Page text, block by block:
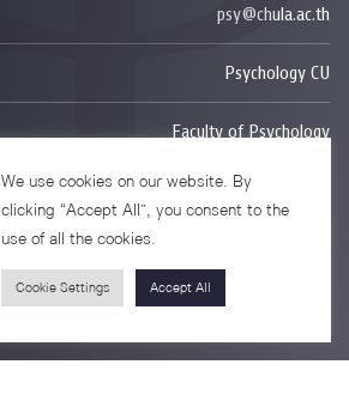
psy@chula.ac.th
Psychology CU
Faculty of Psychology
Psy Talk by Faculty of Psychology Chula
We use cookies on our website. By
clicking “Accept All”, you consent to the
use of all the cookies.
Cookie Settings Accept All